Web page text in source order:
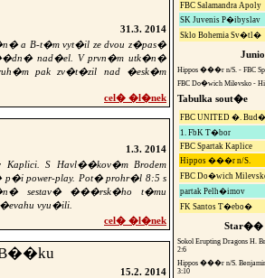
31.3. 2014
a B-t�m vyt�il ze dvou z�pas�
nad�el. V prvn�m utk�n�
pak zv�t�zil nad �esk�m
cel� �l�nek
1.3. 2014
Kaplici. S Havl��kov�m Brodem
p�i power-play. Pot� prohr�l 8:5 s
sestav� ���rsk�ho t�mu
vyu�ili.
cel� �l�nek
B��ku
15.2. 2014
FBC Salamandra Apoly
SK Juvenis P�ibyslav
Sklo Bohemia Sv�tl�
Hippos ���r n/S. - FBC
FBC Do�wich Milevsko -
Tabulka sout�e
FBC UNITED �.
1. FbK T�bor
FBC Spartak Kaplice
Hippos ���r n/S.
FBC Do�wich
partak Pelh�imov
FK Santos T�ebo�
Sokol Erupting Dragons H.
2:6
Hippos ���r n/S.
3:10